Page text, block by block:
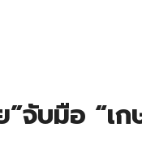
จับมือ “เ